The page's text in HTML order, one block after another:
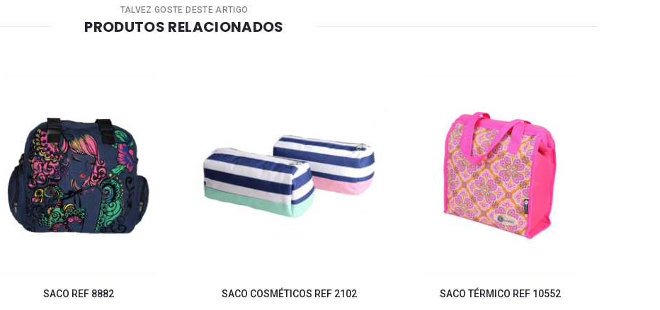
TALVEZ GOSTE DESTE ARTIGO
PRODUTOS RELACIONADOS
SACO REF 8882 SACO COSMÉTICOS REF 2102 SACO TÉRMICO REF 10552